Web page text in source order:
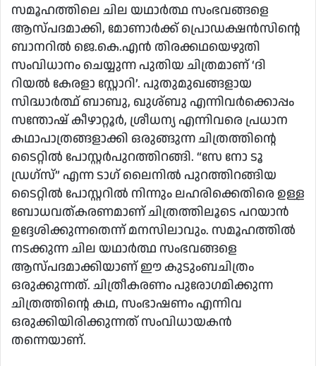
സമൂഹത്തിലെ ചില യഥാർത്ഥ സംഭവങ്ങളെ
ആസ്പദമാക്കി, മോണാർക്ക് പ്രൊഡക്ഷൻസിൻ്റെ
ബാനറിൽ ജെ.കെ.എൻ തിരക്കഥയെഴുതി
സംവിധാനം ചെയ്യുന്ന പുതിയ ചിത്രമാണ് ‘ദി
റിയൽ കേരളാ സ്റ്റോറി’. പുതുമുഖങ്ങളായ
സിദ്ധാർത്ഥ് ബാബു, ഖുശ്ബു എന്നിവർക്കൊപ്പം
സന്തോഷ് കീഴാറ്റൂർ, ശ്രീധന്യ എന്നിവരെ പ്രധാന
കഥാപാത്രങ്ങളാക്കി ഒരുങ്ങുന്ന ചിത്രത്തിൻ്റെ
ടൈറ്റിൽ പോസ്റ്റർപുറത്തിറങ്ങി. “സേ നോ ടൂ
ഡ്രഗ്സ്” എന്ന ടാഗ് ലൈനിൽ പുറത്തിറങ്ങിയ
ടൈറ്റിൽ പോസ്റ്ററിൽ നിന്നും ലഹരിക്കെതിരെ ഉള്ള
ബോധവത്കരണമാണ് ചിത്രത്തിലൂടെ പറയാൻ
ഉദ്ദേശിക്കുന്നതെന്ന് മനസിലാവും. സമൂഹത്തിൽ
നടക്കുന്ന ചില യഥാർത്ഥ സംഭവങ്ങളെ
ആസ്പദമാക്കിയാണ് ഈ കുടുംബചിത്രം
ഒരുക്കുന്നത്. ചിത്രീകരണം പുരോഗമിക്കുന്ന
ചിത്രത്തിൻ്റെ കഥ, സംഭാഷണം എന്നിവ
ഒരുക്കിയിരിക്കുന്നത് സംവിധായകൻ
തന്നെയാണ്.